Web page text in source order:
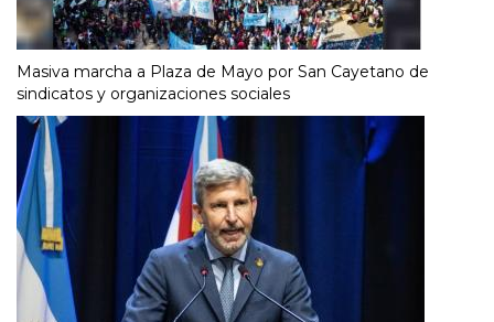
Masiva marcha a Plaza de Mayo por San Cayetano de
sindicatos y organizaciones sociales